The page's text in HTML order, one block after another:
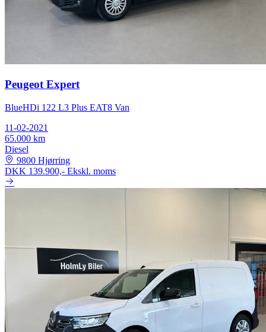
Peugeot Expert
BlueHDi 122 L3 Plus EAT8 Van
11-02-2021
65.000 km
Diesel
9800 Hjørring
DKK 139.900,- Ekskl. moms